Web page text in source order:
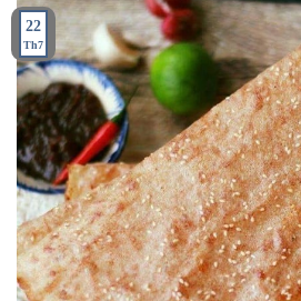
22
Th7